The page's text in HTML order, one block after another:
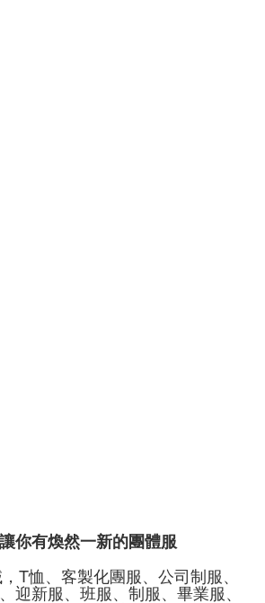
你有煥然一新的團體服
T恤、客製化團服、公司制服、
迎新服、班服、制服、畢業服、